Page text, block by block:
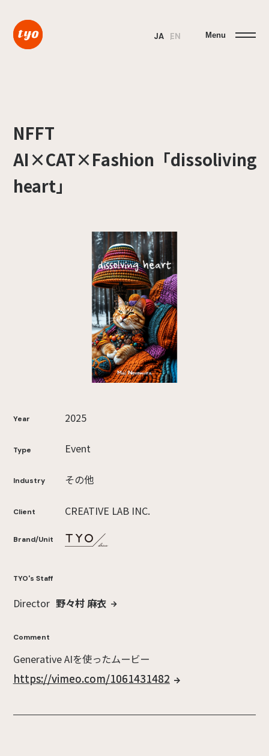
JA EN Menu
NFFT
AI×CAT×Fashion「dissoliving
heart」
Year 2025
Type Event
Industry その他
Client CREATIVE LAB INC.
Brand/Unit
TYO's Staff
Director 野々村 麻衣
Comment
Generative AIを使ったムービー
https://vimeo.com/1061431482